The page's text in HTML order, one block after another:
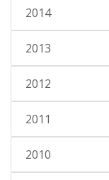
2014
2013
2012
2011
2010